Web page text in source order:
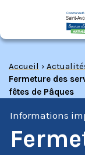
Accueil ›
Fermeture des
fêtes de Pâques
Informations